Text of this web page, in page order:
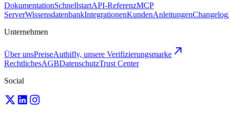
DokumentationSchnellstartAPI-ReferenzMCP
ServerWissensdatenbankIntegrationenKundenAnleitungenChangelog
Unternehmen
Über unsPreiseAuthifly, unsere Verifizierungsmarke
RechtlichesAGBDatenschutzTrust Center
Social